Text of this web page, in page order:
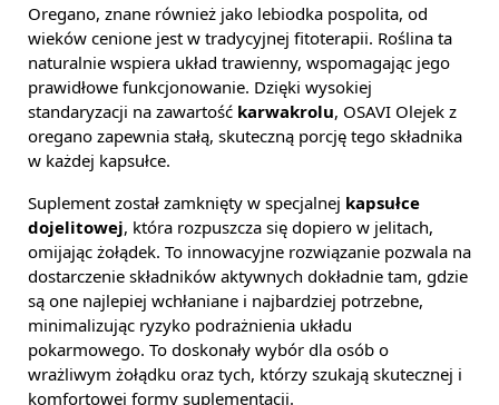
Oregano, znane również jako lebiodka pospolita, od
wieków cenione jest w tradycyjnej fitoterapii. Roślina ta
naturalnie wspiera układ trawienny, wspomagając jego
prawidłowe funkcjonowanie. Dzięki wysokiej
standaryzacji na zawartość karwakrolu, OSAVI Olejek z
oregano zapewnia stałą, skuteczną porcję tego składnika
w każdej kapsułce.
Suplement został zamknięty w specjalnej kapsułce
dojelitowej, która rozpuszcza się dopiero w jelitach,
omijając żołądek. To innowacyjne rozwiązanie pozwala na
dostarczenie składników aktywnych dokładnie tam, gdzie
są one najlepiej wchłaniane i najbardziej potrzebne,
minimalizując ryzyko podrażnienia układu
pokarmowego. To doskonały wybór dla osób o
wrażliwym żołądku oraz tych, którzy szukają skutecznej i
komfortowej formy suplementacji.